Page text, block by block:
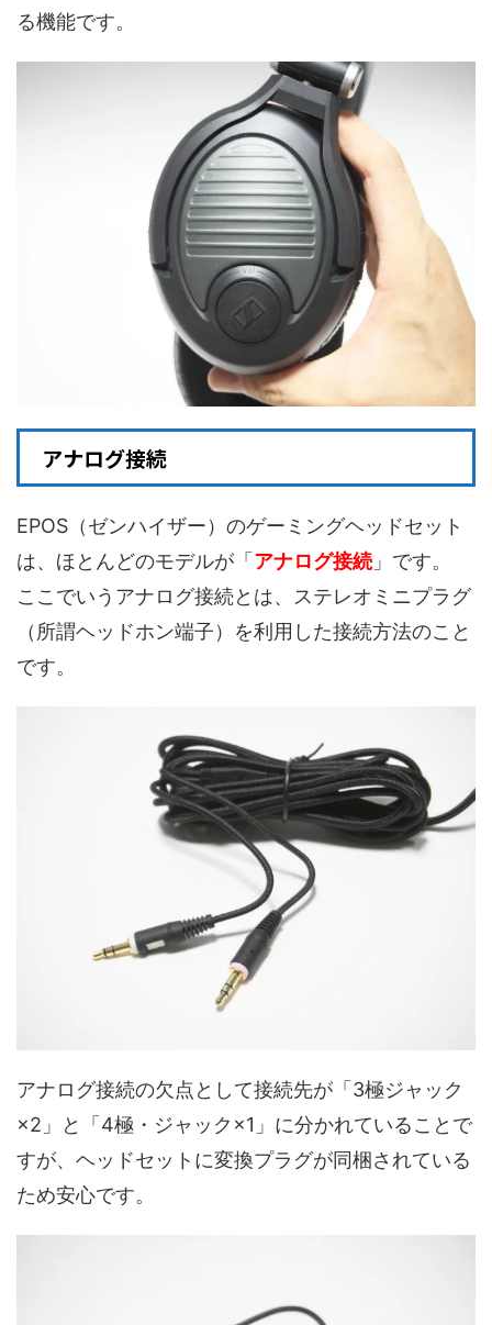
る機能です。
アナログ接続
EPOS（ゼンハイザー）のゲーミングヘッドセット
は、ほとんどのモデルが「アナログ接続 」です。
ここでいうアナログ接続とは、ステレオミニプラグ
（所謂ヘッドホン端子）を利用した接続方法のこと
です。
アナログ接続の欠点として接続先が「3極ジャック
×2」と「4極・ジャック×1」に分かれていることで
すが、ヘッドセットに変換プラグが同梱されている
ため安心です。